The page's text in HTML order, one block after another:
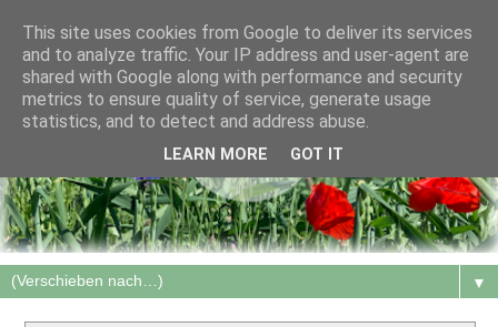
▼
This site uses cookies from Google to deliver its services
and to analyze traffic. Your IP address and user-agent are
shared with Google along with performance and security
metrics to ensure quality of service, generate usage
statistics, and to detect and address abuse.
LEARN MORE GOT IT